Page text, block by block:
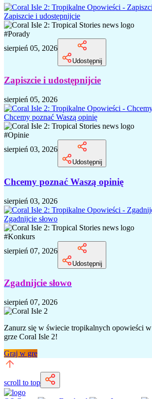
Zapiszcie i udostępnijcie
#Porady
sierpień 05, 2026
Udostępnij
Zapiszcie i udostępnijcie
sierpień 05, 2026
Chcemy poznać Waszą opinię
#Opinie
sierpień 03, 2026
Udostępnij
Chcemy poznać Waszą opinię
sierpień 03, 2026
Zgadnijcie słowo
#Konkurs
sierpień 07, 2026
Udostępnij
Zgadnijcie słowo
sierpień 07, 2026
Zanurz się w świecie tropikalnych opowieści w
grze Coral Isle 2!
Graj w grę
scroll to top